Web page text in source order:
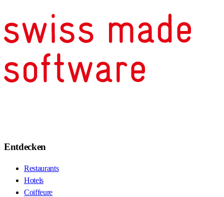
Entdecken
Restaurants
Hotels
Coiffeure